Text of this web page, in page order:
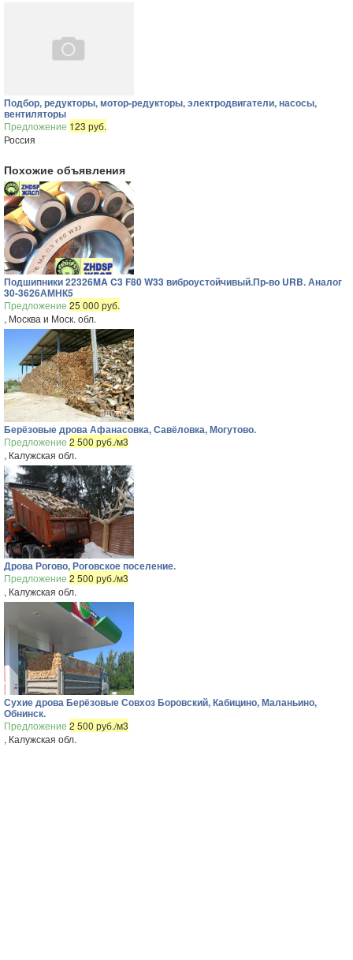
Подбор, редукторы, мотор-редукторы, электродвигатели, насосы,
вентиляторы
Предложение 123 руб.
Россия
Похожие объявления
Подшипники 22326MA C3 F80 W33 виброустойчивый.Пр-во URB. Аналог
30-3626АМНК5
Предложение 25 000 руб.
, Москва и Моск. обл.
Берёзовые дрова Афанасовка, Савёловка, Могутово.
Предложение 2 500 руб./м3
, Калужская обл.
Дрова Рогово, Роговское поселение.
Предложение 2 500 руб./м3
, Калужская обл.
Сухие дрова Берёзовые Совхоз Боровский, Кабицино, Маланьино,
Обнинск.
Предложение 2 500 руб./м3
, Калужская обл.